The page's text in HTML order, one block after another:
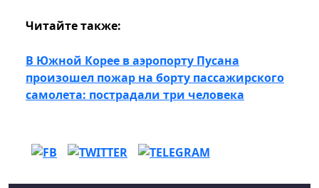
Читайте также:
В Южной Корее в аэропорту Пусана
произошел пожар на борту пассажирского
самолета: пострадали три человека